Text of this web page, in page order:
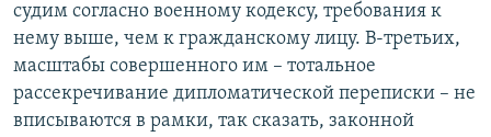
судим согласно военному кодексу, требования к
нему выше, чем к гражданскому лицу. В-третьих,
масштабы совершенного им – тотальное
рассекречивание дипломатической переписки – не
вписываются в рамки, так сказать, законной